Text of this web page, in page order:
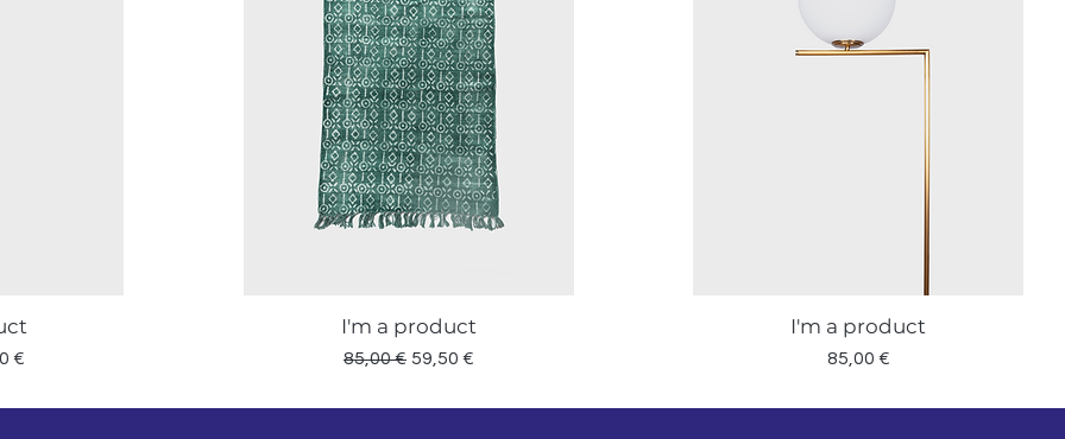
scontato
€
Vista rapida
I'm a product
Prezzo regolare
85,00 € Prezzo scontato
59,50 €
Vista rapida
I'm a product
Prezzo
85,00 €